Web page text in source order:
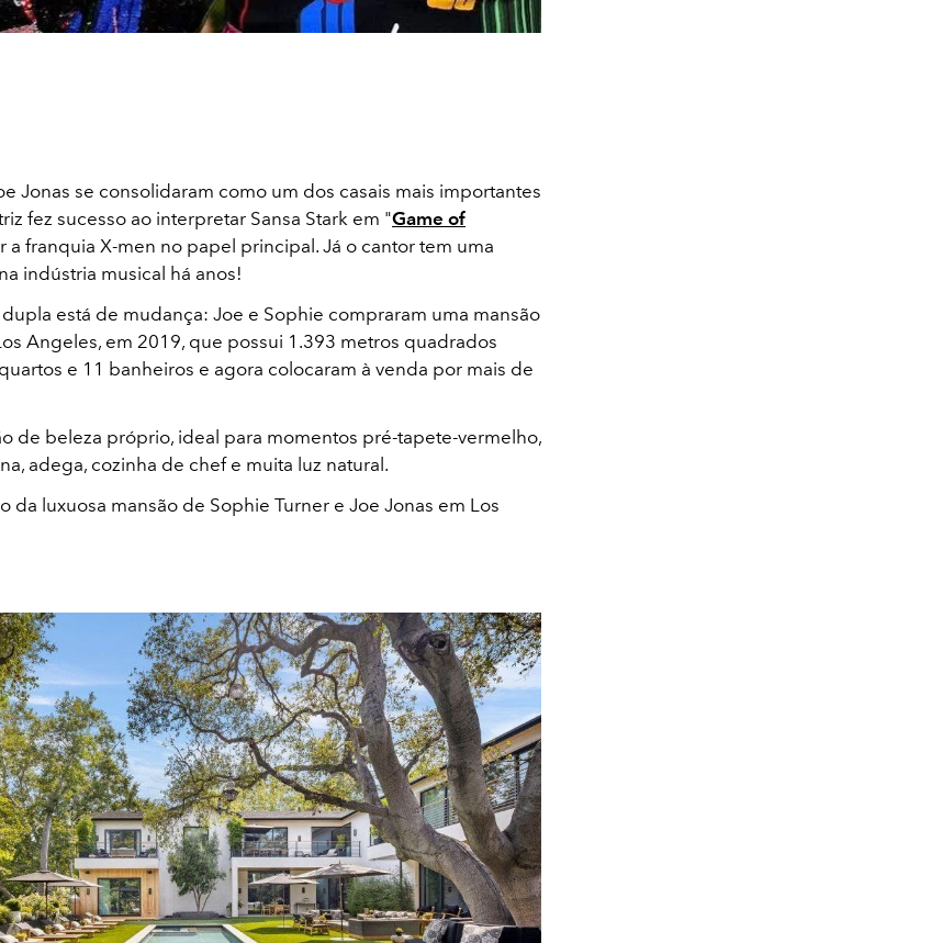
Jonas se consolidaram como um dos casais mais importantes
fez sucesso ao interpretar Sansa Stark em "Game of
a franquia X-men no papel principal. Já o cantor tem uma
indústria musical há anos!
está de mudança: Joe e Sophie compraram uma mansão
Angeles, em 2019, que possui 1.393 metros quadrados
e 11 banheiros e agora colocaram à venda por mais de
de beleza próprio, ideal para momentos pré-tapete-vermelho,
adega, cozinha de chef e muita luz natural.
da luxuosa mansão de Sophie Turner e Joe Jonas em Los